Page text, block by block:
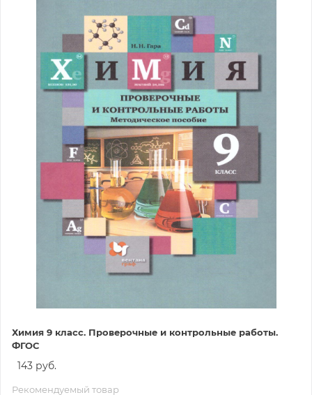
Химия 9 класс. Проверочные и контрольные работы.
ФГОС
143 руб.
Рекомендуемый товар